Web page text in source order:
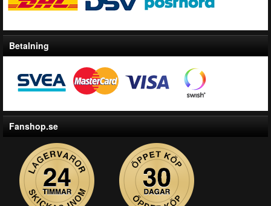
Betalning
Fanshop.se